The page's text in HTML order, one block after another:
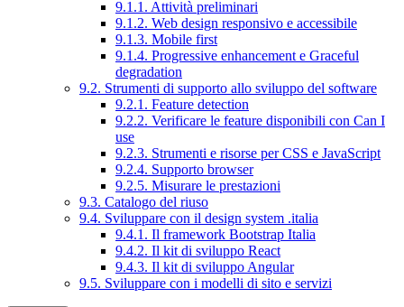
9.1.1. Attività preliminari
9.1.2. Web design responsivo e accessibile
9.1.3. Mobile first
9.1.4. Progressive enhancement e Graceful
degradation
9.2. Strumenti di supporto allo sviluppo del software
9.2.1. Feature detection
9.2.2. Verificare le feature disponibili con Can I
use
9.2.3. Strumenti e risorse per CSS e JavaScript
9.2.4. Supporto browser
9.2.5. Misurare le prestazioni
9.3. Catalogo del riuso
9.4. Sviluppare con il design system .italia
9.4.1. Il framework Bootstrap Italia
9.4.2. Il kit di sviluppo React
9.4.3. Il kit di sviluppo Angular
9.5. Sviluppare con i modelli di sito e servizi